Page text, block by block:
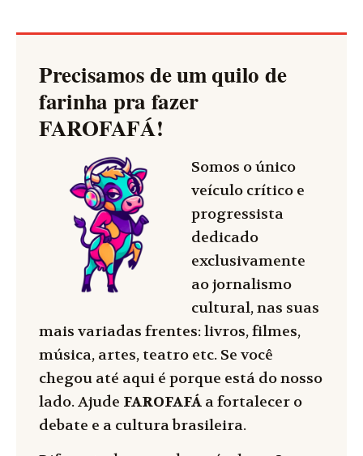
Precisamos de um quilo de
farinha pra fazer
FAROFAFÁ!
Somos o único
veículo crítico e
progressista
dedicado
exclusivamente
ao jornalismo
cultural, nas suas
mais variadas frentes: livros, filmes,
música, artes, teatro etc. Se você
chegou até aqui é porque está do nosso
lado. Ajude FAROFAFÁ a fortalecer o
debate e a cultura brasileira.